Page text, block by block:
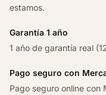
2
0
7
2
estamos.
Garantía 1 año
1 año de garantía real
Pago seguro con
Pago seguro online